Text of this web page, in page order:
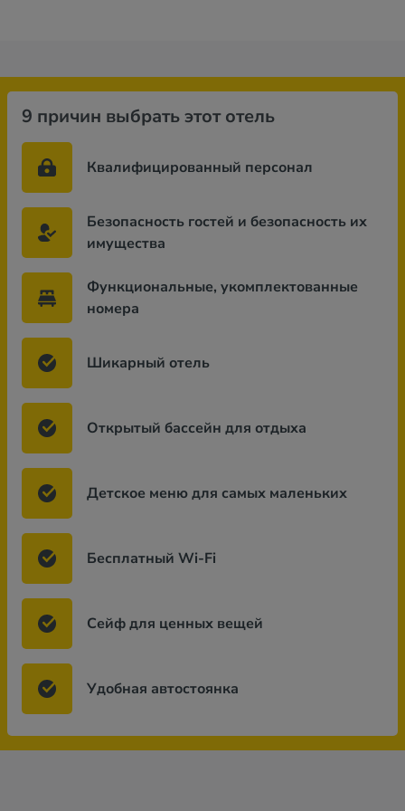
9 причин выбрать этот отель
Квалифицированный персонал
Безопасность гостей и безопасность их
имущества
Функциональные, укомплектованные
номера
Шикарный отель
Открытый бассейн для отдыха
Детское меню для самых маленьких
Бесплатный Wi-Fi
Сейф для ценных вещей
Удобная автостоянка